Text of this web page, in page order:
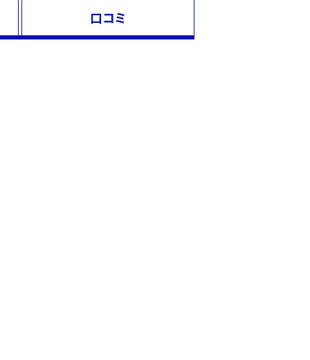
口コミ